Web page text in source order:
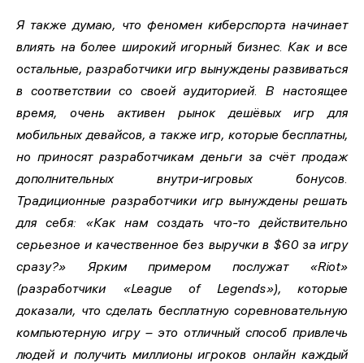
Я также думаю, что феномен киберспорта начинает
влиять на более широкий игорный бизнес. Как и все
остальные, разработчики игр вынуждены развиваться
в соответствии со своей аудиторией. В настоящее
время, очень активен рынок дешёвых игр для
мобильных девайсов, а также игр, которые бесплатны,
но приносят разработчикам деньги за счёт продаж
дополнительных внутри-игровых бонусов.
Традиционные разработчики игр вынуждены решать
для себя: «Как нам создать что-то действительно
серьезное и качественное без выручки в $60 за игру
сразу?» Ярким примером послужат «Riot»
(разработчики «League of Legends»), которые
доказали, что сделать бесплатную соревновательную
компьютерную игру – это отличный способ привлечь
людей и получить миллионы игроков онлайн каждый